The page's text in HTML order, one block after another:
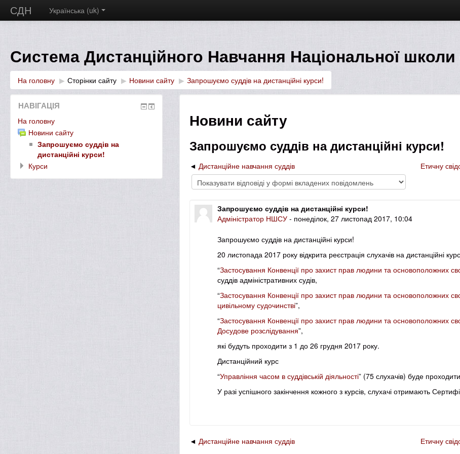
СДН Українська ‎(uk)‎
Система Дистанційного Навчання Національної школи
На головну ▶︎ Сторінки сайту ▶︎ Новини сайту ▶︎ Запрошуємо суддів на дистанційні курси!
Новини сайту
Запрошуємо суддів на дистанційні курси!
Дистанційне навчання суддів Етичну
Запрошуємо суддів на дистанційні курси!
Адміністратор НШСУ - понеділок, 27 листопад 2017, 10:04
Запрошуємосуддів на дистанційні курси!
20 листопада 2017 року відкрита реєстрація слухачів на дистанційні
“Застосування Конвенції про захист прав людини та основоположних
суддів адміністративних судів,
“Застосування Конвенції про захист прав людини та основоположних
цивільному судочинстві”,
“Застосування Конвенції про захист прав людини та основоположних
Досудове розслідування”,
які будуть проходити з 1 до 26 грудня 2017 року.
Дистанційний курс
“Управління часом в суддівській діяльності” (75 слухачів) буде
У разі успішного закінчення кожного з курсів, слухачі отримають
Дистанційне навчання суддів Етичну
НАВІГАЦІЯ
На головну
Новини сайту
Запрошуємо суддів на
дистанційні курси!
Курси